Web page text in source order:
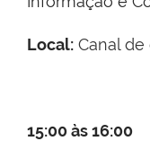
Local: Canal
15:00 às 16:00